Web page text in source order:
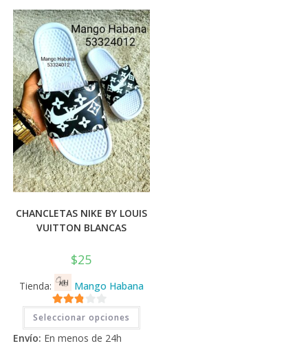
opciones
se
pueden
elegir
en
la
página
de
producto
CHANCLETAS NIKE BY LOUIS
VUITTON BLANCAS
$25
Tienda: Mango Habana
2.71
de 5
Seleccionar opciones
Este
tiene
Envío: En menos de 24h